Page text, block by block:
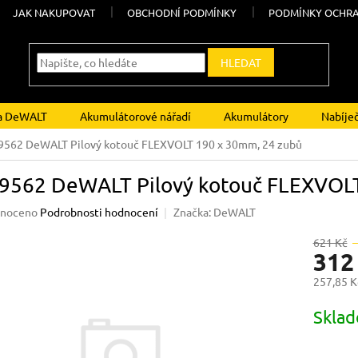
JAK NAKUPOVAT OBCHODNÍ PODMÍNKY PODMÍNKY
HLEDAT
DeWALT Akumulátorové nářadí Akumulátory
DeWALT Pilový kotouč FLEXVOLT 190 x 30mm, 24 zubů
DeWALT Pilový kotouč
Podrobnosti hodnocení Značka: DeWALT
621 Kč
257,85
cena: